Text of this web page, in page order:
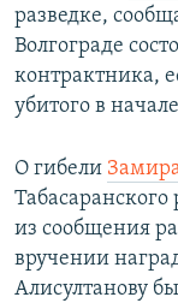
разведке,
Волгограде
контрактника,
убитого в
О гибели
Табасаранского
из сообщения
вручении
Алисултанову